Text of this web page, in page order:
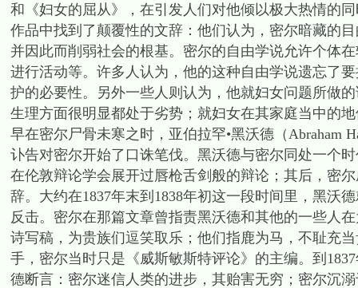
和《妇女的屈从》，在引发人们对他倾以极大热情的
作品中找到了颠覆性的文辞：他们认为，密尔暗藏的
并因此而削弱社会的根基。密尔的自由学说允许个体
进行活动等。许多人认为，他的这种自由学说遗忘了
护的必要性。另外一些人则认为，他就妇女问题所做
生理方面很明显都处于劣势；就妇女在其家庭当中的
早在密尔尸骨未寒之时，亚伯拉罕•黑沃德（Abraham
讣告对密尔开始了口诛笔伐。黑沃德与密尔同处一个
在伦敦辩论学会展开过唇枪舌剑般的辩论；其后，密
辞。大约在1837年末到1838年初这一段时间里，黑沃
反击。密尔在那篇文章曾指责黑沃德和其他的一些人
诗写稿，为贵族们逗笑取乐；他们指鹿为马，不耻充
手，密尔当时只是《威斯敏斯特评论》的主编。到
德断言：密尔迷信人类的进步，其贻害无穷；密尔沉